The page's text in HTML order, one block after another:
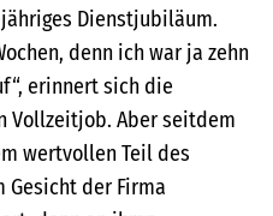
Dienstjubiläum.
denn ich war ja zehn
erinnert sich die
Vollzeitjob. Aber seitdem
wertvollen Teil des
Gesicht der Firma